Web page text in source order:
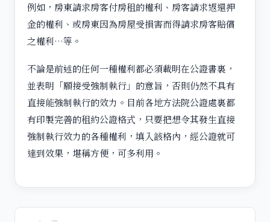
例如，房東請求房客付房租的權利、房客請求返還押
金的權利、或房東因為房屋受損害而得請求房客賠償
之權利…等。
不論是前述的任何一種權利都必須載明在公證書裏，
並表明「願接受強制執行」的意旨，否則仍然不具有
直接能強制執行的效力。目前各地方法院公證處裏都
有印製完善的租約公證格式，只要把想令其發生直接
強制執行效力的各種權利，填入該格內，經公證就可
達到效果，堪稱方便，可多利用。